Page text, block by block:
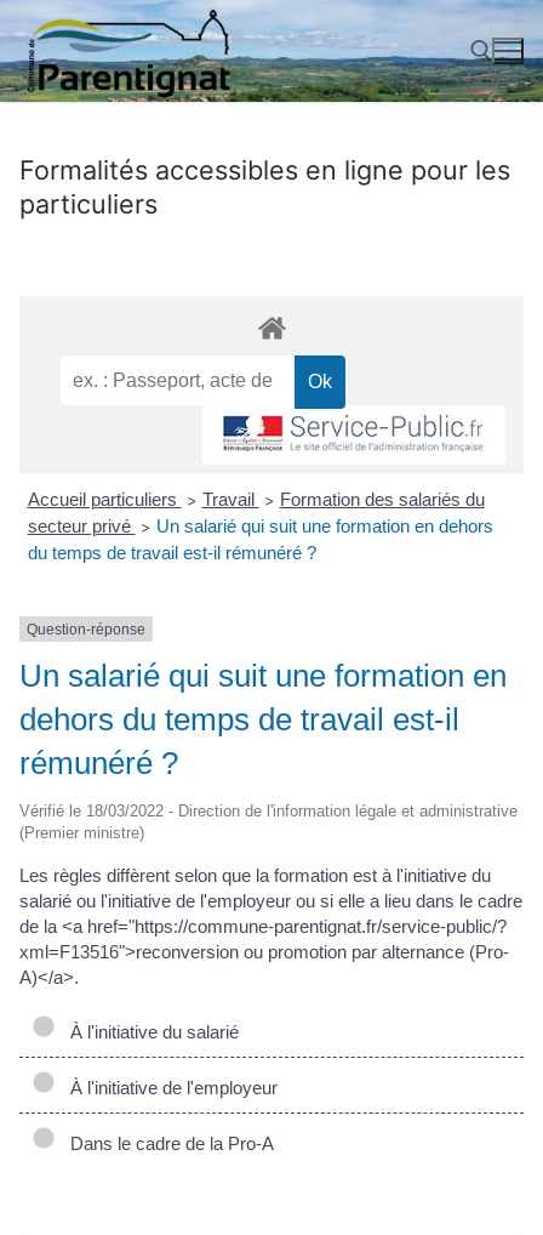
Aller
contenu
Formalités accessibles en ligne pour les
particuliers
Accueil particuliers > Travail > Formation des salariés du
secteur privé > Un salarié qui suit une formation en dehors
du temps de travail est-il rémunéré ?
Question-réponse
Un salarié qui suit une formation en
dehors du temps de travail est-il
rémunéré ?
Vérifié le 18/03/2022 - Direction de l'information légale et administrative
(Premier ministre)
Les règles diffèrent selon que la formation est à l'initiative du
salarié ou l'initiative de l'employeur ou si elle a lieu dans le cadre
de la <a href="https://commune-parentignat.fr/service-public/?
xml=F13516">reconversion ou promotion par alternance (Pro-
A)</a>.
À l'initiative du salarié
À l'initiative de l'employeur
Dans le cadre de la Pro-A